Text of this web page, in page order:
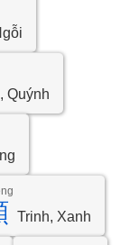
Quýnh
Trinh, Xanh